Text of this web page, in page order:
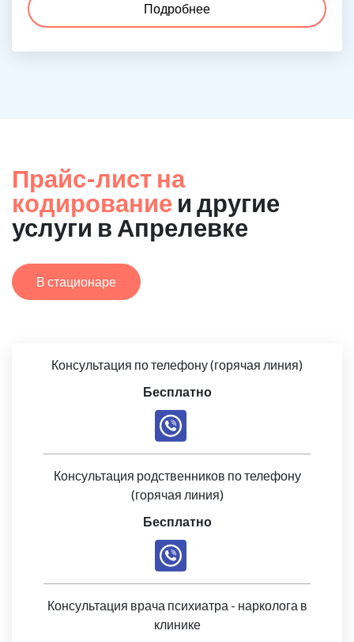
Подробнее
Прайс-лист на
кодирование и другие
услуги в Апрелевке
В стационаре
Консультация по телефону (горячая линия)
Бесплатно
Консультация родственников по телефону
(горячая линия)
Бесплатно
Консультация врача психиатра - нарколога в
клинике